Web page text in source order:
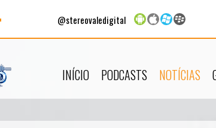
@stereovaledigital
INÍCIO PODCASTS NOTÍCIAS